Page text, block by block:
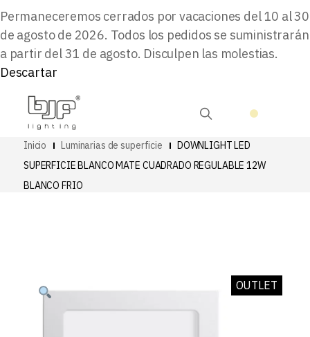
Permaneceremos cerrados por vacaciones del 10 al 30
de agosto de 2026. Todos los pedidos se suministrarán
a partir del 31 de agosto. Disculpen las molestias.
Descartar
Inicio Luminarias de superficie
DOWNLIGHT LED
SUPERFICIE BLANCO MATE CUADRADO REGULABLE 12W
BLANCO FRIO
OUTLET